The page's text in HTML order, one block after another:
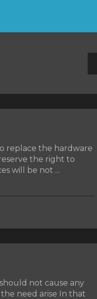
replace the hardware
the right to
will be not ...
not cause any
need arise In that